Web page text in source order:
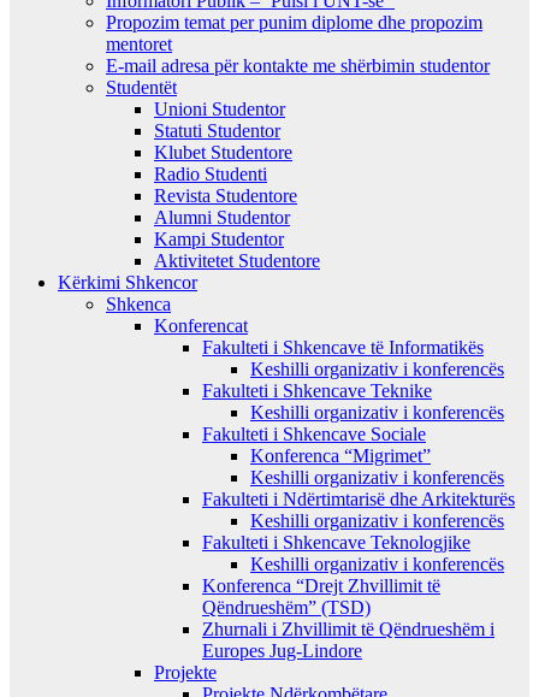
Propozim temat per punim diplome dhe propozim
mentoret
E-mail adresa për kontakte me shërbimin studentor
Studentët
Unioni Studentor
Statuti Studentor
Klubet Studentore
Radio Studenti
Revista Studentore
Alumni Studentor
Kampi Studentor
Aktivitetet Studentore
Kërkimi Shkencor
Shkenca
Konferencat
Fakulteti i Shkencave të Informatikës
Keshilli organizativ i konferencës
Fakulteti i Shkencave Teknike
Keshilli organizativ i konferencës
Fakulteti i Shkencave Sociale
Konferenca “Migrimet”
Keshilli organizativ i konferencës
Fakulteti i Ndërtimtarisë dhe Arkitekturës
Keshilli organizativ i konferencës
Fakulteti i Shkencave Teknologjike
Keshilli organizativ i konferencës
Konferenca “Drejt Zhvillimit të
Qëndrueshëm” (TSD)
Zhurnali i Zhvillimit të Qëndrueshëm i
Europes Jug-Lindore
Projekte